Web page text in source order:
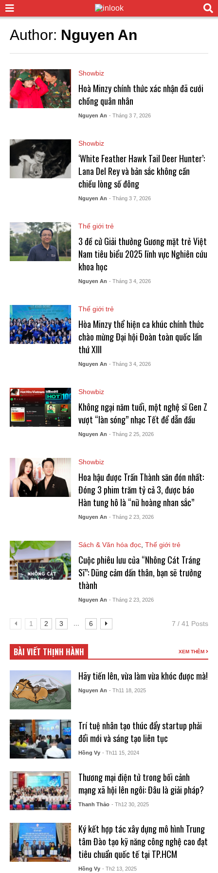
Author: Nguyen An
Showbiz
Hoà Minzy chính thức xác nhận đã cưới
chồng quân nhân
Nguyen An - Tháng 3 7, 2026
Showbiz
‘White Feather Hawk Tail Deer Hunter’:
Lana Del Rey và bản sắc không cần
chiều lòng số đông
Nguyen An - Tháng 3 7, 2026
Thế giới trẻ
3 đề cử Giải thưởng Gương mặt trẻ Việt
Nam tiêu biểu 2025 lĩnh vực Nghiên cứu
khoa học
Nguyen An - Tháng 3 4, 2026
Thế giới trẻ
Hòa Minzy thể hiện ca khúc chính thức
chào mừng Đại hội Đoàn toàn quốc lần
thứ XIII
Nguyen An - Tháng 3 4, 2026
Showbiz
Không ngại năm tuổi, một nghệ sĩ Gen Z
vượt “làn sóng” nhạc Tết để dẫn đầu
Nguyen An - Tháng 2 25, 2026
Showbiz
Hoa hậu được Trấn Thành săn đón nhất:
Đóng 3 phim trăm tỷ cả 3, được báo
Hàn tung hô là “nữ hoàng nhan sắc”
Nguyen An - Tháng 2 23, 2026
Sách & Văn hóa đọc, Thế giới trẻ
Cuộc phiêu lưu của “Nhông Cát Tráng
Sĩ”: Dũng cảm dấn thân, bạn sẽ trưởng
thành
Nguyen An - Tháng 2 23, 2026
1 2 3 6 7 / 41 Posts
BÀI VIẾT THỊNH HÀNH XEM THÊM
Hãy tiến lên, vừa làm vừa khóc được mà!
Nguyen An - Th11 18, 2025
Trí tuệ nhân tạo thúc đẩy startup phải
đổi mới và sáng tạo liên tục
Hồng Vy - Th11 15, 2024
Thương mại điện tử trong bối cảnh
mạng xã hội lên ngôi: Đâu là giải pháp?
Thanh Thảo - Th12 30, 2025
Ký kết hợp tác xây dựng mô hình Trung
tâm Đào tạo kỹ năng công nghệ cao đạt
tiêu chuẩn quốc tế tại TP.HCM
Hồng Vy - Th2 13, 2025